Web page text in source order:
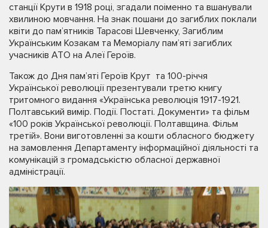
станції Крути в 1918 році, згадали поіменно та вшанували
хвилиною мовчання. На знак пошани до загиблих поклали
квіти до пам’ятників Тарасові Шевченку, Загиблим
Українським Козакам та Меморіалу пам’яті загиблих
учасників АТО на Алеї Героїв.
Також до Дня пам’яті Героїв Крут та 100-річчя
Української революції презентували третю книгу
тритомного видання «Українська революція 1917-1921.
Полтавський вимір. Події. Постаті. Документи» та фільм
«100 років Української революції. Полтавщина. Фільм
третій». Вони виготовленні за кошти обласного бюджету
на замовлення Департаменту інформаційної діяльності та
комунікацій з громадськістю обласної державної
адміністрації.